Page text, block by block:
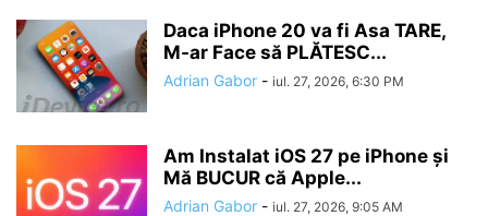
Daca iPhone 20 va fi Asa TARE,
M-ar Face să PLĂTESC...
Adrian Gabor - iul. 27, 2026, 6:30 PM
Am Instalat iOS 27 pe iPhone și
Mă BUCUR că Apple...
Adrian Gabor - iul. 27, 2026, 9:05 AM